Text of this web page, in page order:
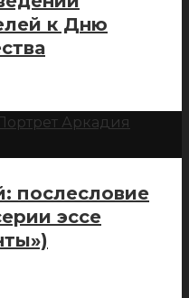
к Дню
послесловие
эссе